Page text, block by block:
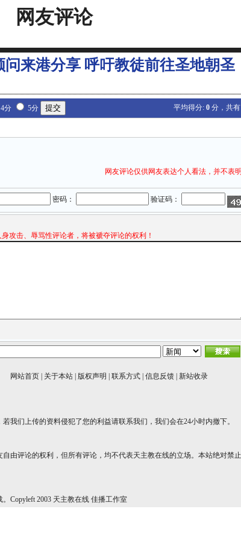
网友评论
问来港分享 呼吁教徒前往圣地朝圣
4分 5分 平均得分: 0 分，共有
网友评论仅供网友表达个人看法，并不表
密码： 验证码：
攻击、辱骂性评论者，将被褫夺评论的权利！
网站首页 关于本站 版权声明 联系方式 信息反馈 新站收录
我们上传的资料侵犯了您的利益请联系我们，我们会在24小时内撤下。
自由评论的权利，但所有评论，均不代表天主教在线的立场。本站绝对禁
Copyleft 2003 天主教在线 佳播工作室